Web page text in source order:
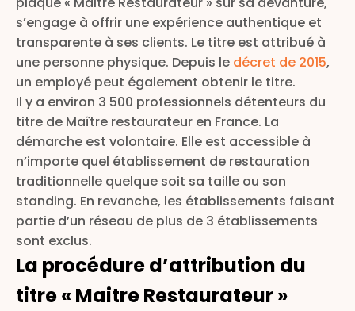
s’engage à offrir une expérience authentique et
transparente à ses clients. Le titre est attribué à
une personne physique. Depuis le décret de 2015,
un employé peut également obtenir le titre.
Il y a environ 3 500 professionnels détenteurs du
titre de Maître restaurateur en France. La
démarche est volontaire. Elle est accessible à
n’importe quel établissement de restauration
traditionnelle quelque soit sa taille ou son
standing. En revanche, les établissements faisant
partie d’un réseau de plus de 3 établissements
sont exclus.
La procédure d’attribution du
titre « Maitre Restaurateur »